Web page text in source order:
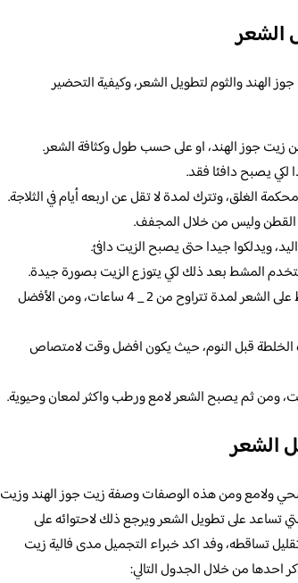
الشعر
الهند والثوم لتطويل الشعر، وكيفية التحضير
لكي يصبح دافئا فقد.
الغلق، وتترك لمدة لا تقل عن اربعه أيام في الثلاجة.
وليس من خلال المجفف.
ويدلكوا جيدا حتى يصبح الزيت دافئ.
المشط بعد ذلك لكي يتوزع الزيت بصورة جيدة.
ثم يلف الشعر ويغطى بمنشفة، ويترك هذا الخليط على الشعر لمدة تتراوح من 2 _ 4 ساعات، ومن الأفضل
قبل النوم، حيث يكون افضل وقت لامتصاص
ومن ثم يصبح الشعر لامع ورطب واكثر لمعان وحيوية.
الشعر
ولامع ومن هذه الوصفات وصفة زيت جوز الهند وزيت
تساعد على تطويل الشعر ويرجع ذلك لاحتوائه على
تساقطه، وفد اكد خبراء التجميل مدى فالية زيت
احدها من خلال الجدول التالي: